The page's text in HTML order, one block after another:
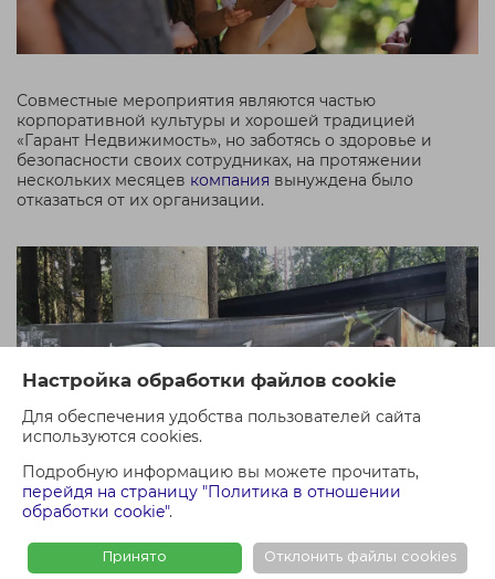
Настройка обработки файлов cookie
Для обеспечения удобства пользователей сайта
используются cookies.
Подробную информацию вы можете прочитать,
перейдя на страницу "Политика в отношении
обработки cookie".
Принято Отклонить файлы cookies
Совместные мероприятия являются частью
корпоративной культуры и хорошей традицией
«Гарант Недвижимость», но заботясь о здоровье и
безопасности своих сотрудниках, на протяжении
нескольких месяцев компания вынуждена было
отказаться от их организации.